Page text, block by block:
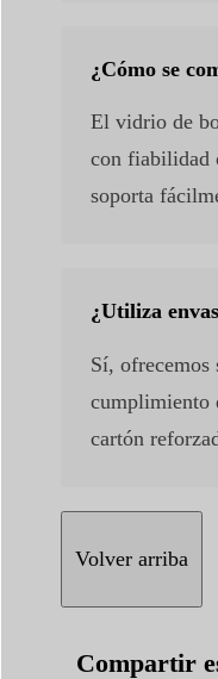
¿Cómo se
El vidrio de
con fiabilidad
soporta
¿Utiliza
Sí, ofrecemos
cumplimiento
cartón
Volver arriba
Compartir